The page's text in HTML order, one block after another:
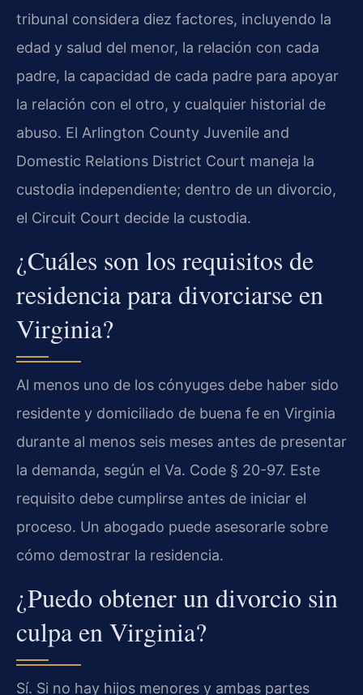
tribunal considera diez factores, incluyendo la
edad y salud del menor, la relación con cada
padre, la capacidad de cada padre para apoyar
la relación con el otro, y cualquier historial de
abuso. El Arlington County Juvenile and
Domestic Relations District Court maneja la
custodia independiente; dentro de un divorcio,
el Circuit Court decide la custodia.
¿Cuáles son los requisitos de
residencia para divorciarse en
Virginia?
Al menos uno de los cónyuges debe haber sido
residente y domiciliado de buena fe en Virginia
durante al menos seis meses antes de presentar
la demanda, según el Va. Code § 20-97. Este
requisito debe cumplirse antes de iniciar el
proceso. Un abogado puede asesorarle sobre
cómo demostrar la residencia.
¿Puedo obtener un divorcio sin
culpa en Virginia?
Sí. Si no hay hijos menores y ambas partes